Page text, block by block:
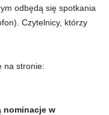
odbędą się spotkania
Czytelnicy, którzy
na stronie:
nominacje w